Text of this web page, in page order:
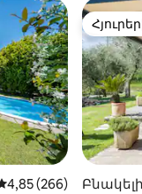
վարկանիշը՝
4,85 (266)